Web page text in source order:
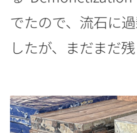
でたので、流石に
したが、まだまだ